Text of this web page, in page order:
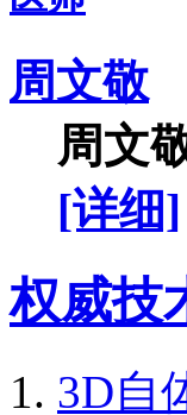
周文敬
周文
[详细]
权威技
3D自